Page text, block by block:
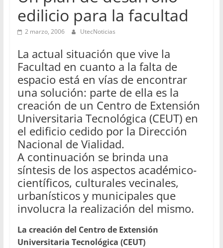
edilicio para la facultad
2 marzo, 2006 UtecNoticias
La actual situación que vive la
Facultad en cuanto a la falta de
espacio está en vías de encontrar
una solución: parte de ella es la
creación de un Centro de Extensión
Universitaria Tecnológica (CEUT) en
el edificio cedido por la Dirección
Nacional de Vialidad.
A continuación se brinda una
síntesis de los aspectos académico-
científicos, culturales vecinales,
urbanísticos y municipales que
involucra la realización del mismo.
La creación del Centro de Extensión
Universitaria Tecnológica (CEUT)